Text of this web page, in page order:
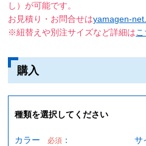
し）が可能です。
お見積り・お問合せはyamagen-
※紐替えや別注サイズなど詳細は
購入
種類を選択してください
カラー 必須 ： サ